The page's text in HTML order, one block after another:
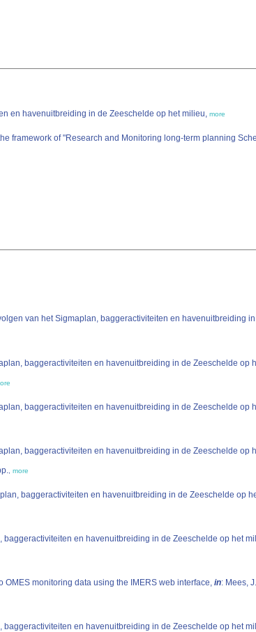
en havenuitbreiding in de Zeeschelde op het milieu, more
framework of "Research and Monitoring long-term planning
baggeractiviteiten en havenuitbreiding in de Zeeschelde
baggeractiviteiten en havenuitbreiding in de Zeeschelde
baggeractiviteiten en havenuitbreiding in de Zeeschelde
pp. more
baggeractiviteiten en havenuitbreiding in de Zeeschelde op
en havenuitbreiding in de Zeeschelde op het
monitoring data using the IMERS web interface, in: Mees, J.
en havenuitbreiding in de Zeeschelde op het